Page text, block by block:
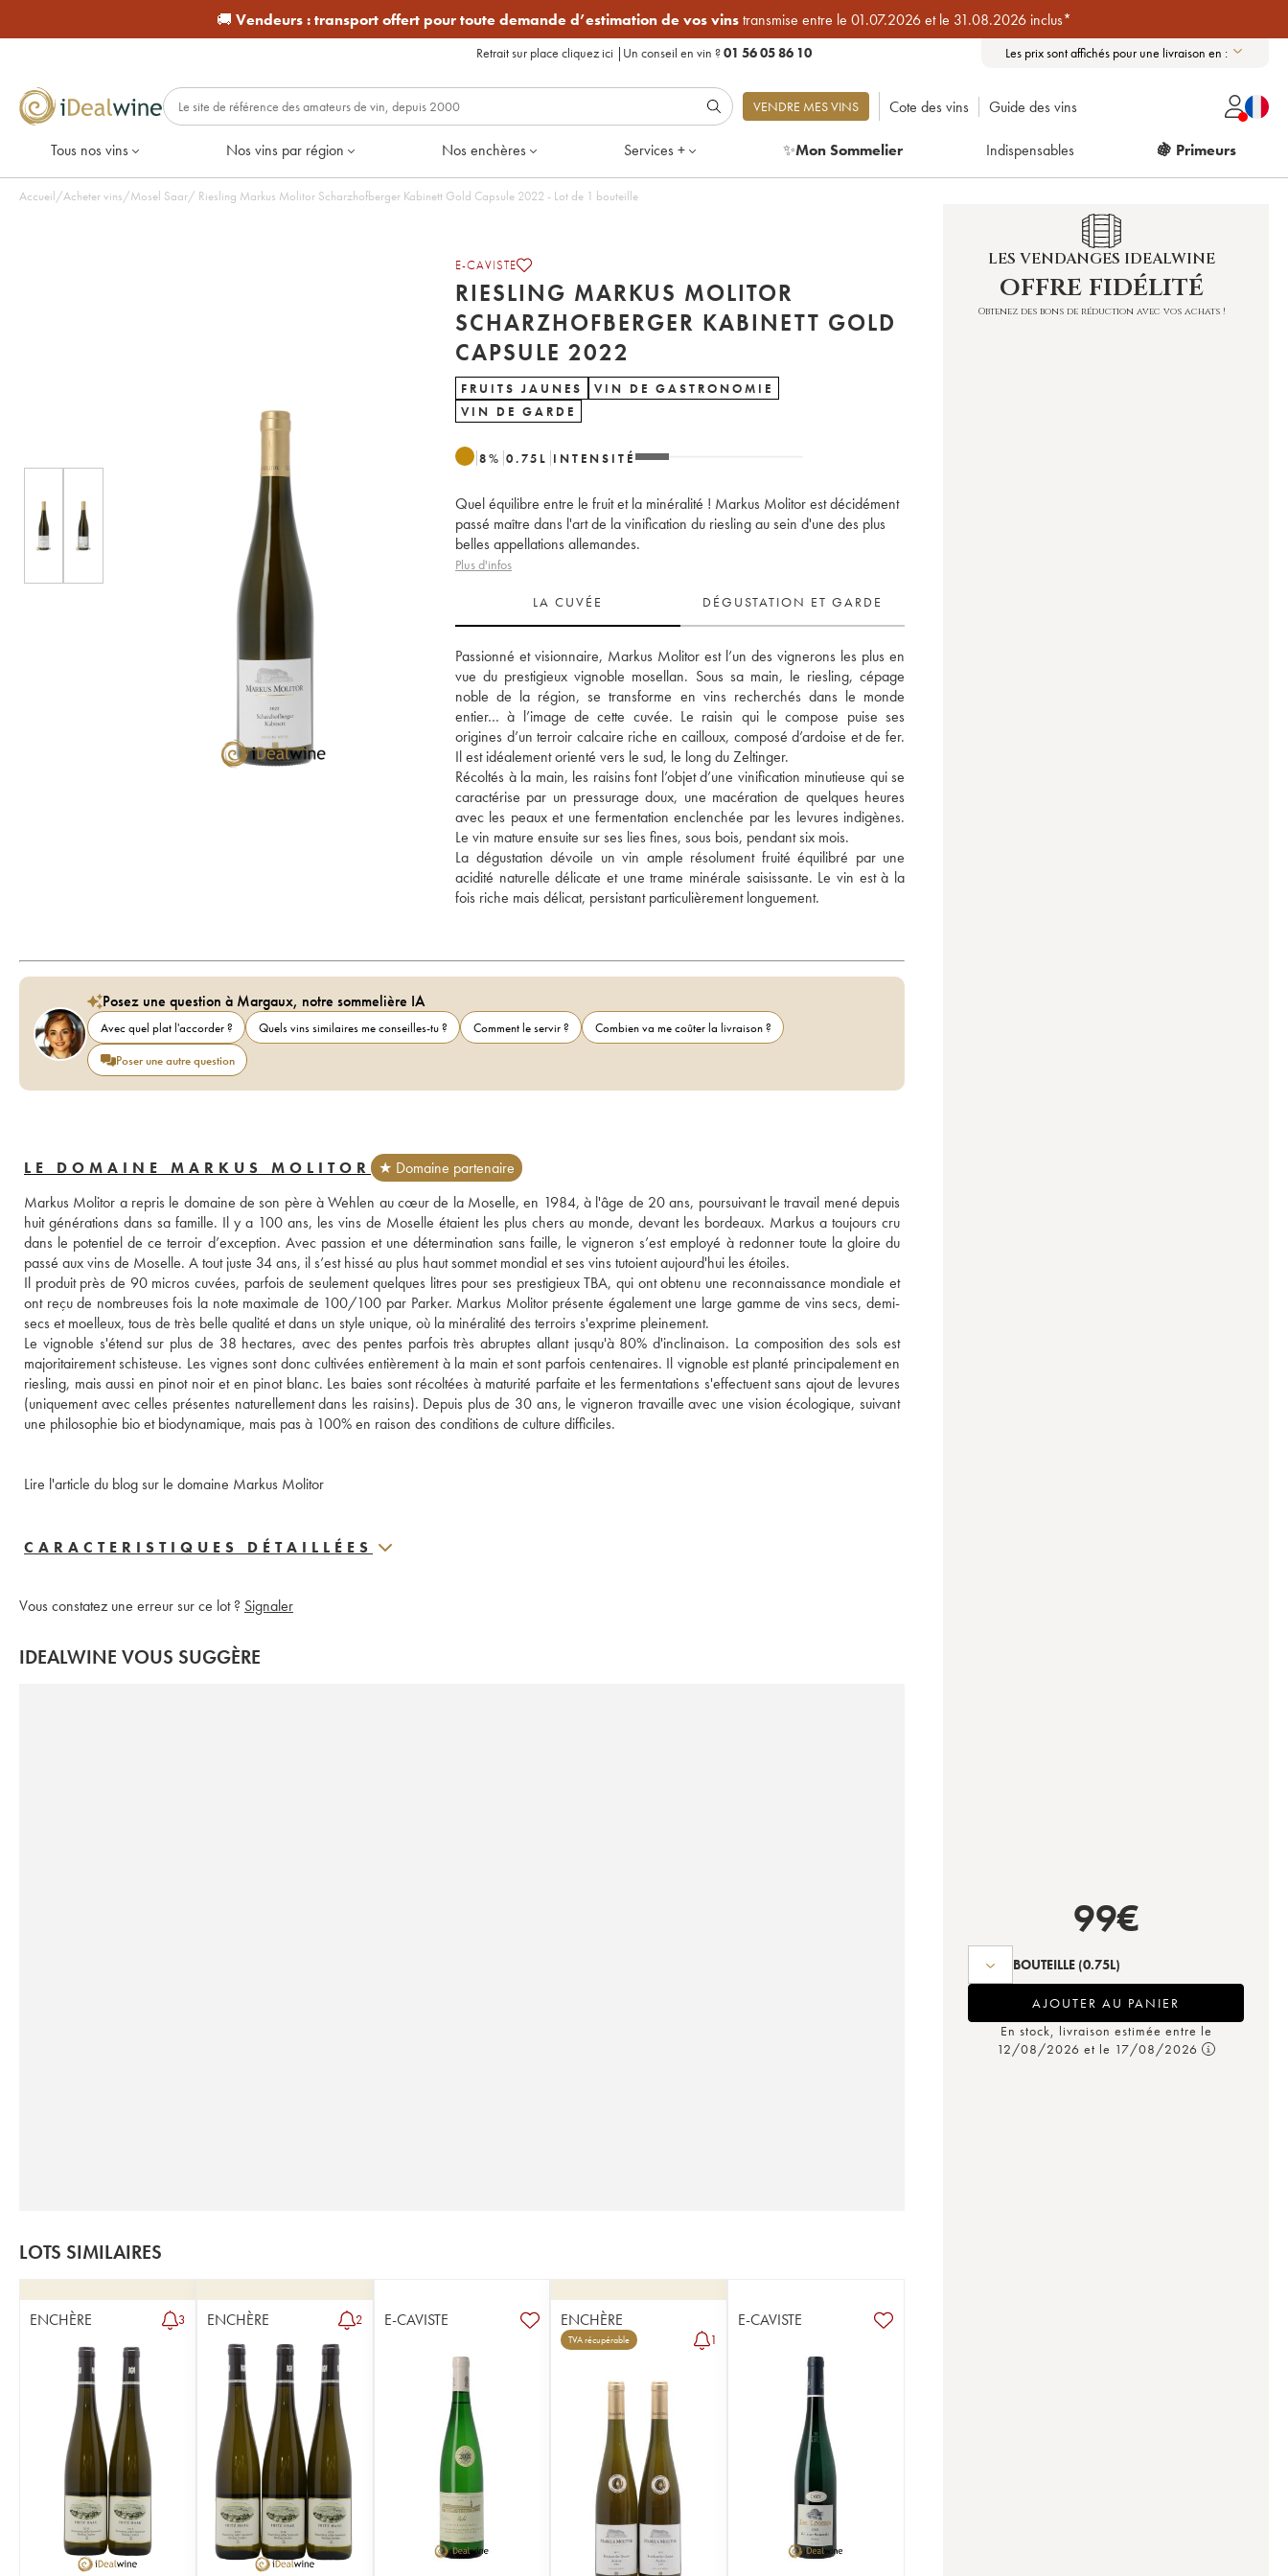
🚚 Vendeurs :transport offert pour toute demande d’estimation de vos vinstransmise entre le 01.07.2026 et le 31.08.2026 inclus*
Retrait sur place cliquez ici | Un conseil en vin ?01 56 05 86 10 Les prix sont affichés pour une livraison en :
VENDRE MES VINS Cote des vins Guide des vins
Tous nos vins Nos vins par région Nos enchères Services + ✨Mon Sommelier Indispensables 🍇 Primeurs
Accueil/Acheter vins/Mosel Saar/ Riesling Markus Molitor Scharzhofberger Kabinett Gold Capsule 2022 - Lot de 1 bouteille
E-CAVISTE
RIESLING MARKUS MOLITOR
SCHARZHOFBERGER KABINETT GOLD
CAPSULE 2022
FRUITS JAUNES
VIN DE GASTRONOMIE
VIN DE GARDE
8% 0.75 L INTENSITÉ
Quel équilibre entre le fruit et la minéralité ! Markus Molitor est décidément
passé maître dans l'art de la vinification du riesling au sein d'une des plus
belles appellations allemandes.
Plus d'infos
LA CUVÉE DÉGUSTATION ET GARDE
Passionné et visionnaire, Markus Molitor est l’un des vignerons les plus en
vue du prestigieux vignoble mosellan. Sous sa main, le riesling, cépage
noble de la région, se transforme en vins recherchés dans le monde
entier… à l’image de cette cuvée. Le raisin qui le compose puise ses
origines d’un terroir calcaire riche en cailloux, composé d’ardoise et de fer.
Il est idéalement orienté vers le sud, le long du Zeltinger.
Récoltés à la main, les raisins font l’objet d’une vinification minutieuse qui se
caractérise par un pressurage doux, une macération de quelques heures
avec les peaux et une fermentation enclenchée par les levures indigènes.
Le vin mature ensuite sur ses lies fines, sous bois, pendant six mois.
La dégustation dévoile un vin ample résolument fruité équilibré par une
acidité naturelle délicate et une trame minérale saisissante. Le vin est à la
fois riche mais délicat, persistant particulièrement longuement.
Posez une question à Margaux, notre sommelière IA
Avec quel plat l'accorder ? Quels vins similaires me conseilles-tu ? Comment le servir ?
Combien va me coûter la livraison ?
Poser une autre question
LE DOMAINE MARKUS MOLITOR
★ Domaine partenaire
Markus Molitor a repris le domaine de son père à Wehlen au cœur de la Moselle, en 1984, à l'âge de 20 ans, poursuivant le travail mené depuis
huit générations dans sa famille. Il y a 100 ans, les vins de Moselle étaient les plus chers au monde, devant les bordeaux. Markus a toujours cru
dans le potentiel de ce terroir d’exception. Avec passion et une détermination sans faille, le vigneron s’est employé à redonner toute la gloire du
passé aux vins de Moselle. A tout juste 34 ans, il s’est hissé au plus haut sommet mondial et ses vins tutoient aujourd'hui les étoiles.
Il produit près de 90 micros cuvées, parfois de seulement quelques litres pour ses prestigieux TBA, qui ont obtenu une reconnaissance mondiale et
ont reçu de nombreuses fois la note maximale de 100/100 par Parker. Markus Molitor présente également une large gamme de vins secs, demi-
secs et moelleux, tous de très belle qualité et dans un style unique, où la minéralité des terroirs s'exprime pleinement.
Le vignoble s'étend sur plus de 38 hectares, avec des pentes parfois très abruptes allant jusqu'à 80% d'inclinaison. La composition des sols est
majoritairement schisteuse. Les vignes sont donc cultivées entièrement à la main et sont parfois centenaires. Il vignoble est planté principalement en
riesling, mais aussi en pinot noir et en pinot blanc. Les baies sont récoltées à maturité parfaite et les fermentations s'effectuent sans ajout de levures
(uniquement avec celles présentes naturellement dans les raisins). Depuis plus de 30 ans, le vigneron travaille avec une vision écologique, suivant
une philosophie bio et biodynamique, mais pas à 100% en raison des conditions de culture difficiles.
Lire l'article du blog sur le domaine Markus Molitor
CARACTERISTIQUES DÉTAILLÉES
Vous constatez une erreur sur ce lot ? Signaler
IDEALWINE VOUS SUGGÈRE
LOTS SIMILAIRES
ENCHÈRE 3 ENCHÈRE 2 E-CAVISTE ENCHÈRE
TVA récupérable 1
E-CAVISTE
LES VENDANGES IDEALWINE
offre fidélité
Obtenez des bons de réduction avec vos achats !
99€
BOUTEILLE (0.75L)
AJOUTER AU PANIER
En stock, livraison estimée entre le
12/08/2026 et le 17/08/2026